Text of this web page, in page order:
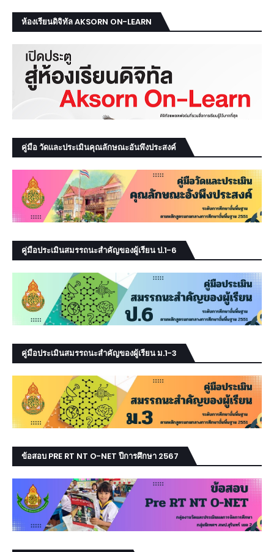
ห้องเรียนดิจิทัล AKSORN ON-LEARN
คู่มือ วัดและประเมินคุณลักษณะอันพึงประสงค์
คู่มือประเมินสมรรถนะสำคัญของผู้เรียน ป.1-6
คู่มือประเมินสมรรถนะสำคัญของผู้เรียน ม.1-3
ข้อสอบ PRE RT NT O-NET ปีการศึกษา 2567